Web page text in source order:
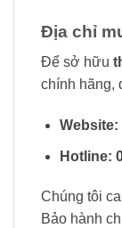
Địa chỉ
Để sở hữu
chính hãng,
Website:
Hotline:
Chúng tôi
Bảo hành